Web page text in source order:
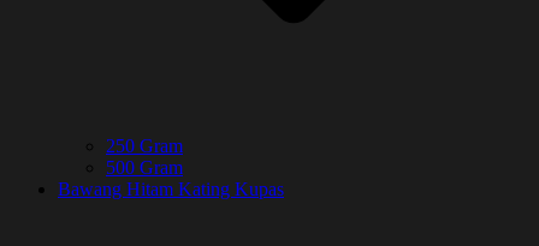
250 Gram
500 Gram
Bawang Hitam Kating Kupas